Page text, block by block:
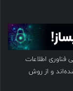
فناوری اطلاعات
و از روش